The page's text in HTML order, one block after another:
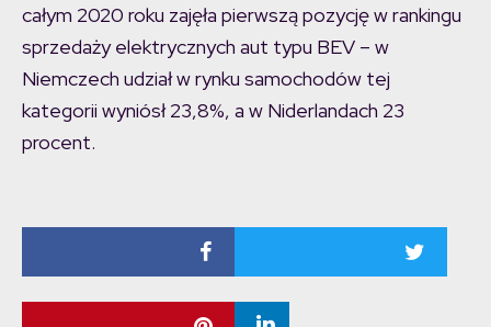
całym 2020 roku zajęła pierwszą pozycję w rankingu
sprzedaży elektrycznych aut typu BEV – w
Niemczech udział w rynku samochodów tej
kategorii wyniósł 23,8%, a w Niderlandach 23
procent.